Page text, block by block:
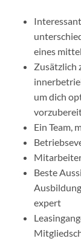
eines
Zusätzlich
um dich
Ein Team,
Beste
expert